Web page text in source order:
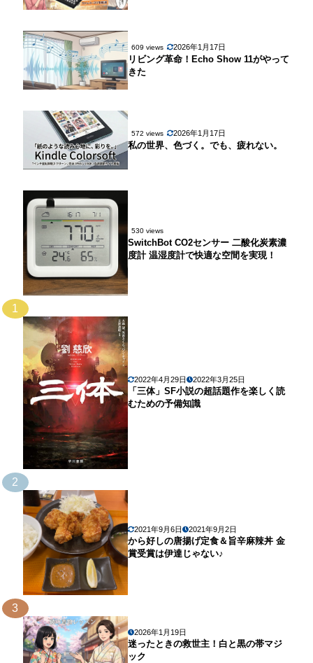
609 views 2026年1月17日
リビング革命！Echo Show 11がやって
きた
572 views 2026年1月17日
私の世界、色づく。でも、疲れない。
530 views
SwitchBot CO2センサー 二酸化炭素濃
度計 温湿度計で快適な空間を実現！
1
2022年4月29日 2022年3月25日
「三体」SF小説の超話題作を楽しく読
むための予備知識
2
2021年9月6日 2021年9月2日
から好しの唐揚げ定食＆旨辛麻辣丼 金
賞受賞は伊達じゃない♪
3
2026年1月19日
迷ったときの救世主！白と黒の帯マジ
ック